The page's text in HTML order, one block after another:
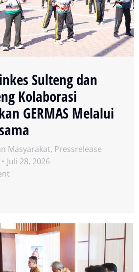
Sulteng dan
Kolaborasi
GERMAS Melalui
Masyarakat, Pressrelease
Juli 28, 2026